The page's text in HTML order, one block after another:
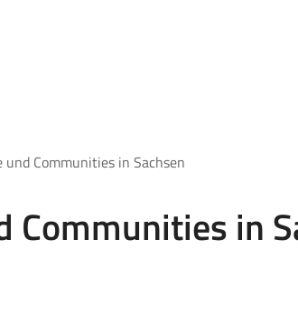
und Communities in Sachsen
Communities in